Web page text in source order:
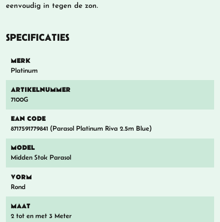
eenvoudig in tegen de zon.
SPECIFICATIES
MERK
Platinum
ARTIKELNUMMER
7100G
EAN CODE
8717591779841 (Parasol Platinum Riva 2.5m Blue)
MODEL
Midden Stok Parasol
VORM
Rond
MAAT
2 tot en met 3 Meter